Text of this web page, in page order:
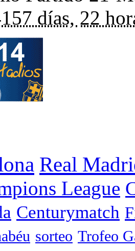
días, 22
Real
League
Centurymatch
sorteo Trofeo